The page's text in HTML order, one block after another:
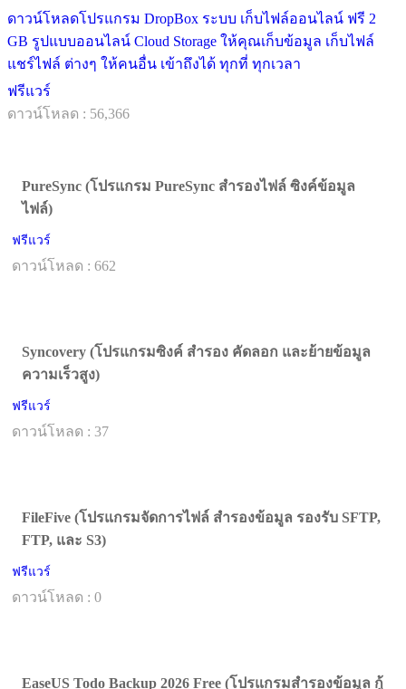
ดาวน์โหลดโปรแกรม DropBox ระบบ เก็บไฟล์ออนไลน์ ฟรี 2
GB รูปแบบออนไลน์ Cloud Storage ให้คุณเก็บข้อมูล เก็บไฟล์
แชร์ไฟล์ ต่างๆ ให้คนอื่น เข้าถึงได้ ทุกที่ ทุกเวลา
ฟรีแวร์
ดาวน์โหลด : 56,366
PureSync (โปรแกรม PureSync สำรองไฟล์ ซิงค์ข้อมูล
ไฟล์)
ฟรีแวร์
ดาวน์โหลด : 662
Syncovery (โปรแกรมซิงค์ สำรอง คัดลอก และย้ายข้อมูล
ความเร็วสูง)
ฟรีแวร์
ดาวน์โหลด : 37
FileFive (โปรแกรมจัดการไฟล์ สำรองข้อมูล รองรับ SFTP,
FTP, และ S3)
ฟรีแวร์
ดาวน์โหลด : 0
EaseUS Todo Backup 2026 Free (โปรแกรมสำรองข้อมูล กู้